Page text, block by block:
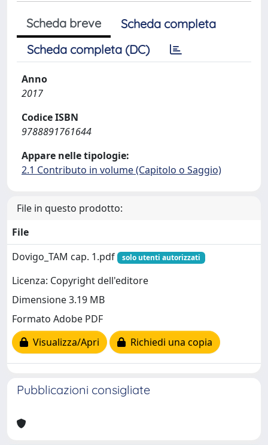
Scheda breve
Scheda completa
Scheda completa (DC)
Anno
2017
Codice ISBN
9788891761644
Appare nelle tipologie:
2.1 Contributo in volume (Capitolo o Saggio)
File in questo prodotto:
File
Dovigo_TAM cap. 1.pdf
solo utenti autorizzati
Licenza: Copyright dell'editore
Dimensione 3.19 MB
Formato Adobe PDF
Visualizza/Apri
Richiedi una copia
Pubblicazioni consigliate